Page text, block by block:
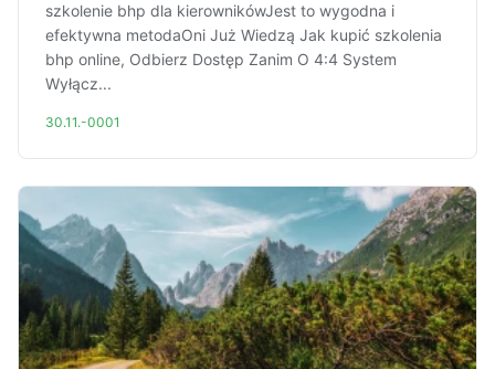
szkolenie bhp dla kierownikówJest to wygodna i
efektywna metodaOni Już Wiedzą Jak kupić szkolenia
bhp online, Odbierz Dostęp Zanim O 4:4 System
Wyłącz...
30.11.-0001